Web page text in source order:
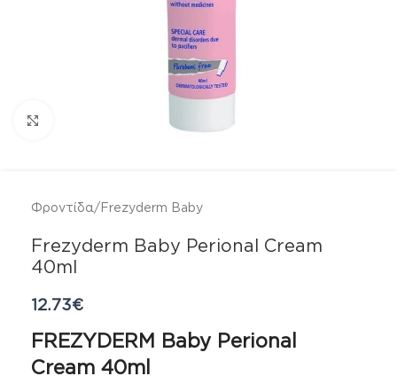
Φροντίδα/Frezyderm Baby
Frezyderm Baby Perional Cream
40ml
12.73€
FREZYDERM Baby Perional
Cream 40ml